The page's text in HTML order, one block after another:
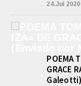
24.Jul 2020
POEMA
GRACE
Galeotti)